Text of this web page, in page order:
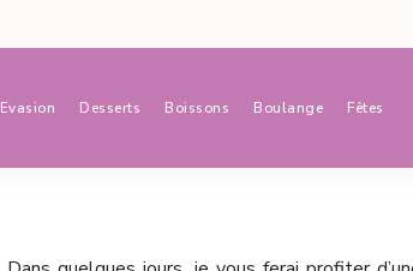
Evasion Desserts Boissons Boulange Fêtes